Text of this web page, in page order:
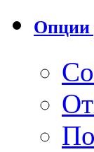
Опции